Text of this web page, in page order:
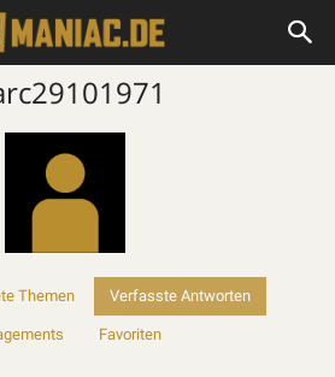
Themen Verfasste Antworten
Favoriten